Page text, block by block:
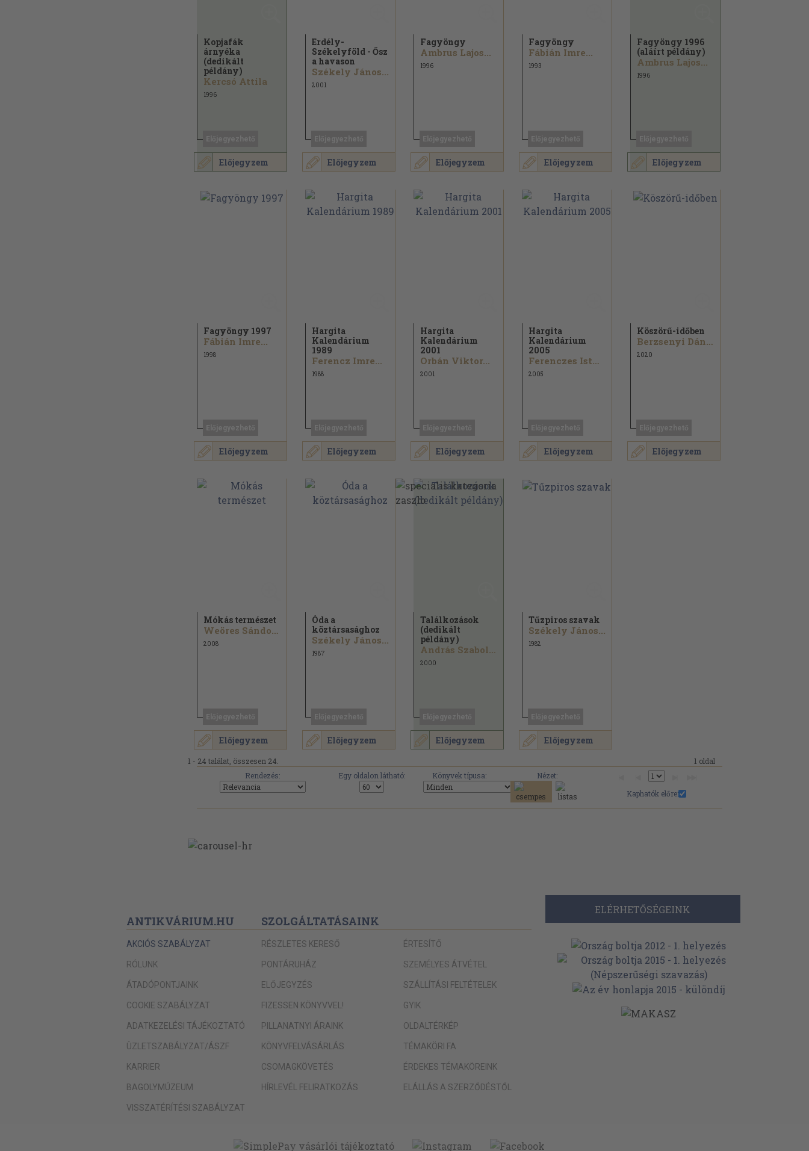
Előjegyzem
Kopjafák
árnyéka
(dedikált
példány)
Kercsó Attila
1996
Előjegyzem
Erdély-
Székelyföld - Ősz
a havason
Székely János...
2001
Előjegyzem
Fagyöngy
Ambrus Lajos...
1996
Előjegyzem
Fagyöngy
Fábián Imre...
1993
Előjegyzem
Fagyöngy 1996
(aláírt példány)
Ambrus Lajos...
1996
Előjegyzem
Fagyöngy 1997
Fábián Imre...
1998
Előjegyzem
Hargita
Kalendárium
1989
Ferencz Imre...
1988
Előjegyzem
Hargita
Kalendárium
2001
Orbán Viktor...
2001
Előjegyzem
Hargita
Kalendárium
2005
Ferenczes István...
2005
Előjegyzem
Köszörű-időben
Berzsenyi Dániel...
2020
Előjegyzem
Mókás természet
Weöres Sándor...
2008
Előjegyzem
Óda a
köztársasághoz
Székely János...
1987
Előjegyzem
Találkozások
(dedikált
példány)
András Szabolcs...
2000
Előjegyzem
Tűzpiros szavak
Székely János...
1982
1 - 24 találat, összesen 24.
1 oldal
Rendezés:
Egy oldalon látható: Könyvek típusa:
Nézet:
Kaphatók előre:
ANTIKVÁRIUM.HU
AKCIÓS SZABÁLYZAT
RÓLUNK
ÁTADÓPONTJAINK
COOKIE SZABÁLYZAT
ADATKEZELÉSI TÁJÉKOZTATÓ
ÜZLETSZABÁLYZAT/ÁSZF
KARRIER
BAGOLYMÚZEUM
VISSZATÉRÍTÉSI SZABÁLYZAT
SZOLGÁLTATÁSAINK
RÉSZLETES KERESŐ
PONTÁRUHÁZ
ELŐJEGYZÉS
FIZESSEN KÖNYVVEL!
PILLANATNYI ÁRAINK
KÖNYVFELVÁSÁRLÁS
CSOMAGKÖVETÉS
HÍRLEVÉL FELIRATKOZÁS
ÉRTESÍTŐ
SZEMÉLYES ÁTVÉTEL
SZÁLLÍTÁSI FELTÉTELEK
GYIK
OLDALTÉRKÉP
TÉMAKÖRI FA
ÉRDEKES TÉMAKÖREINK
ELÁLLÁS A SZERZŐDÉSTŐL
ELÉRHETŐSÉGEINK